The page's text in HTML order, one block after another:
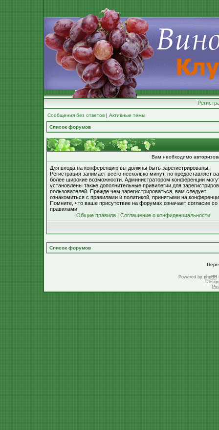
Сообщения без ответов | Активные темы
Список форумов
Вам необходимо
Для входа на конференцию вы должны быть зарегистрированы.
Регистрация занимает всего несколько минут, но предоставляет
более широкие возможности. Администратором конференции
установлены также дополнительные привилегии для
пользователей. Прежде чем зарегистрироваться, вам следует
ознакомиться с правилами и политикой, принятыми на
Помните, что ваше присутствие на форумах означает согласие со
правилами.
Общие правила | Соглашение о конфиденциальности
Список форумов
Powered by phpBB